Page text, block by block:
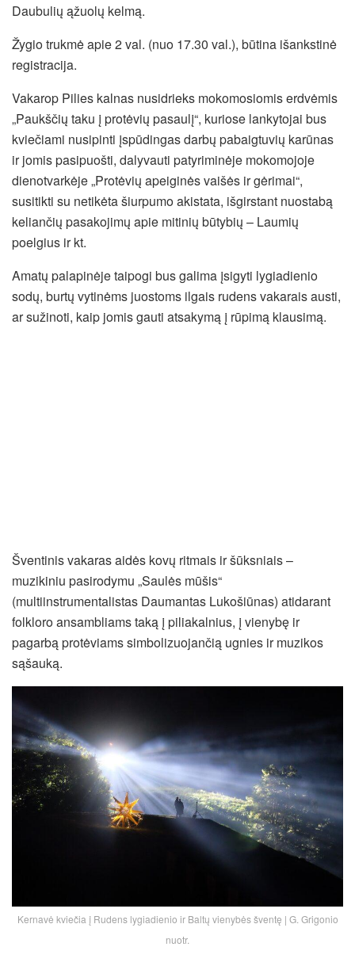
Daubulių ąžuolų kelmą.
Žygio trukmė apie 2 val. (nuo 17.30 val.), būtina išankstinė
registracija.
Vakarop Pilies kalnas nusidrieks mokomosiomis erdvėmis
„Paukščių taku į protėvių pasaulį“, kuriose lankytojai bus
kviečiami nusipinti įspūdingas darbų pabaigtuvių karūnas
ir jomis pasipuošti, dalyvauti patyriminėje mokomojoje
dienotvarkėje „Protėvių apeiginės vaišės ir gėrimai“,
susitikti su netikėta šiurpumo akistata, išgirstant nuostabą
keliančių pasakojimų apie mitinių būtybių – Laumių
poelgius ir kt.
Amatų palapinėje taipogi bus galima įsigyti lygiadienio
sodų, burtų vytinėms juostoms ilgais rudens vakarais austi,
ar sužinoti, kaip jomis gauti atsakymą į rūpimą klausimą.
Šventinis vakaras aidės kovų ritmais ir šūksniais –
muzikiniu pasirodymu „Saulės mūšis“
(multiinstrumentalistas Daumantas Lukošiūnas) atidarant
folkloro ansambliams taką į piliakalnius, į vienybę ir
pagarbą protėviams simbolizuojančią ugnies ir muzikos
sąšauką.
Kernavė kviečia į Rudens lygiadienio ir Baltų vienybės šventę | G. Grigonio
nuotr.